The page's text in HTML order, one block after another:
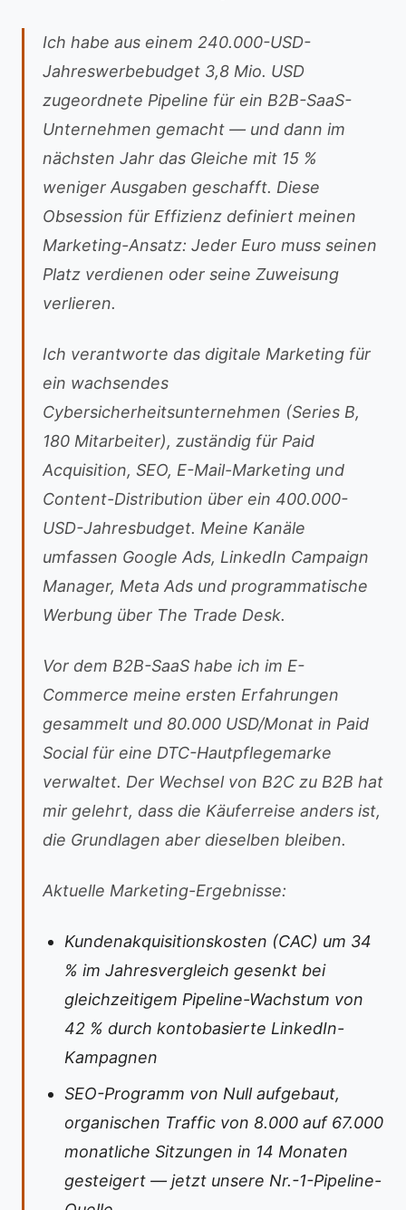
Ich habe aus einem 240.000-USD-
Jahreswerbebudget 3,8 Mio. USD
zugeordnete Pipeline für ein B2B-SaaS-
Unternehmen gemacht — und dann im
nächsten Jahr das Gleiche mit 15 %
weniger Ausgaben geschafft. Diese
Obsession für Effizienz definiert meinen
Marketing-Ansatz: Jeder Euro muss seinen
Platz verdienen oder seine Zuweisung
verlieren.
Ich verantworte das digitale Marketing für
ein wachsendes
Cybersicherheitsunternehmen (Series B,
180 Mitarbeiter), zuständig für Paid
Acquisition, SEO, E-Mail-Marketing und
Content-Distribution über ein 400.000-
USD-Jahresbudget. Meine Kanäle
umfassen Google Ads, LinkedIn Campaign
Manager, Meta Ads und programmatische
Werbung über The Trade Desk.
Vor dem B2B-SaaS habe ich im E-
Commerce meine ersten Erfahrungen
gesammelt und 80.000 USD/Monat in Paid
Social für eine DTC-Hautpflegemarke
verwaltet. Der Wechsel von B2C zu B2B hat
mir gelehrt, dass die Käuferreise anders ist,
die Grundlagen aber dieselben bleiben.
Aktuelle Marketing-Ergebnisse:
Kundenakquisitionskosten (CAC) um 34
% im Jahresvergleich gesenkt bei
gleichzeitigem Pipeline-Wachstum von
42 % durch kontobasierte LinkedIn-
Kampagnen
SEO-Programm von Null aufgebaut,
organischen Traffic von 8.000 auf 67.000
monatliche Sitzungen in 14 Monaten
gesteigert — jetzt unsere Nr.-1-Pipeline-